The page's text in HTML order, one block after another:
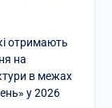
отримають
на
в межах
у 2026